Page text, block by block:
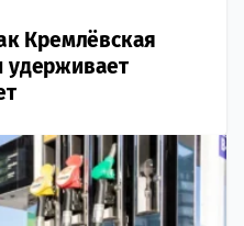
Кремлёвская
удерживает